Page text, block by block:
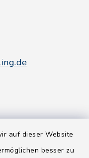
auf dieser Website
besser zu